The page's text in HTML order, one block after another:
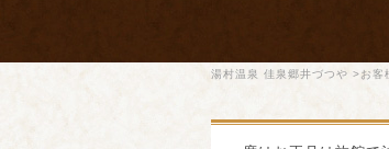
湯村温泉 佳泉郷井づつや >お客